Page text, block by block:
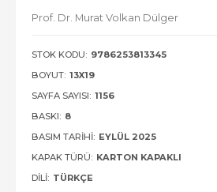
Prof. Dr. Murat Volkan Dülger
STOK KODU: 9786253813345
BOYUT: 13X19
SAYFA SAYISI: 1156
BASKI: 8
BASIM TARIHI: EYLÜL 2025
KAPAK TÜRÜ: KARTON KAPAKLI
DILI: TÜRKÇE